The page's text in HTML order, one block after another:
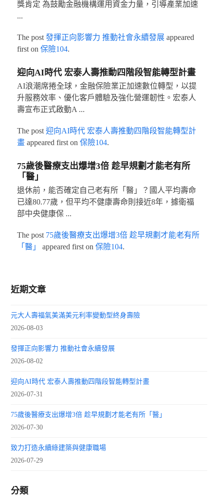
獎肯定 為鼓勵金融機構運用資金力量，引導產業加速
...
The post 發揮正向影響力 推動社會永續發展appeared
first on 保險104.
迎向AI時代 宏泰人壽推動四階段智能轉型計畫
AI浪潮席捲全球，金融保險業正加速數位轉型，以提
升服務效率、優化客戶體驗及強化營運韌性。宏泰人
壽宣布正式啟動A ...
The post 迎向AI時代 宏泰人壽推動四階段智能轉型計
畫appeared first on 保險104.
75歲後醫療支出爆增3倍 趁早規劃才能老有所
「醫」
退休前，能否確定自己老有所「醫」？國人平均壽命
已達80.77歲，但平均不健康壽命則接近8年，據衛福
部中央健康保 ...
The post 75歲後醫療支出爆增3倍 趁早規劃才能老有所
「醫」
appeared first on 保險104.
近期文章
元大人壽福氣美滿美元利率變動型終身壽險
2026-08-03
發揮正向影響力 推動社會永續發展
2026-08-02
迎向AI時代 宏泰人壽推動四階段智能轉型計畫
2026-07-31
75歲後醫療支出爆增3倍 趁早規劃才能老有所「醫」
2026-07-30
致力打造永續綠建築與健康職場
2026-07-29
分類